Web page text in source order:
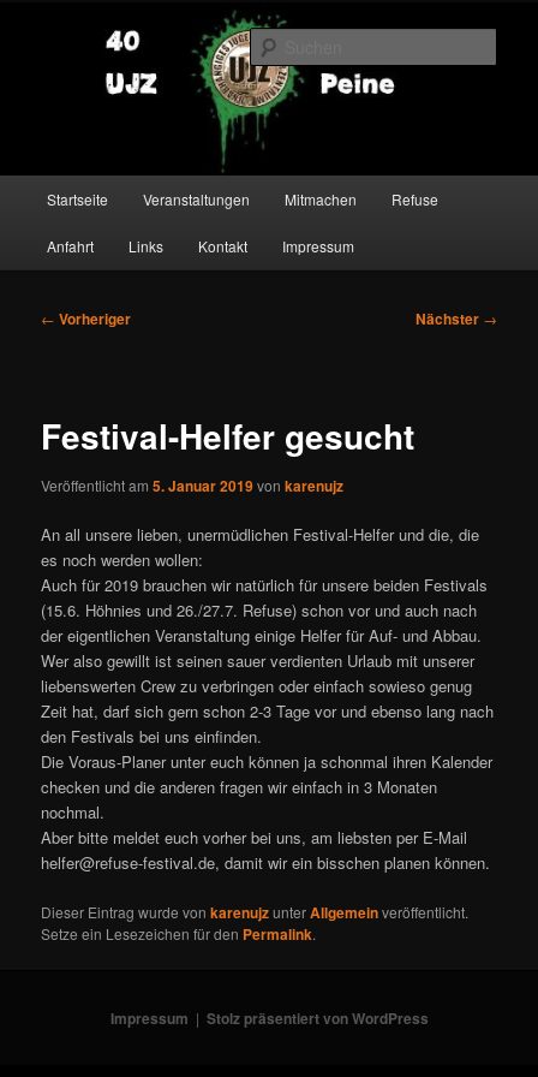
UJZ Peine
Startseite Veranstaltungen Mitmachen Refuse
Anfahrt Links Kontakt Impressum
Beitragsnavigation
← Vorheriger Nächster →
Festival-Helfer gesucht
Veröffentlicht am5. Januar 2019vonkarenujz
An all unsere lieben, unermüdlichen Festival-Helfer und die, die
es noch werden wollen:
Auch für 2019 brauchen wir natürlich für unsere beiden Festivals
(15.6. Höhnies und 26./27.7. Refuse) schon vor und auch nach
der eigentlichen Veranstaltung einige Helfer für Auf- und Abbau.
Wer also gewillt ist seinen sauer verdienten Urlaub mit unserer
liebenswerten Crew zu verbringen oder einfach sowieso genug
Zeit hat, darf sich gern schon 2-3 Tage vor und ebenso lang nach
den Festivals bei uns einfinden.
Die Voraus-Planer unter euch können ja schonmal ihren Kalender
checken und die anderen fragen wir einfach in 3 Monaten
nochmal.
Aber bitte meldet euch vorher bei uns, am liebsten per E-Mail
helfer@refuse-festival.de, damit wir ein bisschen planen können.
Dieser Eintrag wurde vonkarenujzunterAllgemeinveröffentlicht.
Setze ein Lesezeichen für den Permalink.
Impressum Stolz präsentiert von WordPress